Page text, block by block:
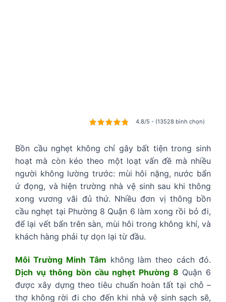
4.8/5 - (13528 bình chọn)
Bồn cầu nghẹt không chỉ gây bất tiện trong sinh
hoạt mà còn kéo theo một loạt vấn đề mà nhiều
người không lường trước: mùi hôi nặng, nước bẩn
ứ đọng, và hiện trường nhà vệ sinh sau khi thông
xong vương vãi đủ thứ. Nhiều đơn vị thông bồn
cầu nghẹt tại Phường 8 Quận 6 làm xong rồi bỏ đi,
để lại vết bẩn trên sàn, mùi hôi trong không khí, và
khách hàng phải tự dọn lại từ đầu.
Môi Trường Minh Tâm không làm theo cách đó.
Dịch vụ thông bồn cầu nghẹt Phường 8 Quận 6
được xây dựng theo tiêu chuẩn hoàn tất tại chỗ –
thợ không rời đi cho đến khi nhà vệ sinh sạch sẽ,